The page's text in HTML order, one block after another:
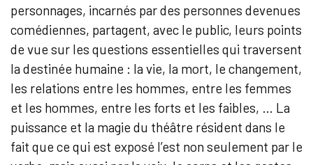
personnages, incarnés par des personnes devenues
comédiennes, partagent, avec le public, leurs points
de vue sur les questions essentielles qui traversent
la destinée humaine : la vie, la mort, le changement,
les relations entre les hommes, entre les femmes
et les hommes, entre les forts et les faibles, … La
puissance et la magie du théâtre résident dans le
fait que ce qui est exposé l’est non seulement par le